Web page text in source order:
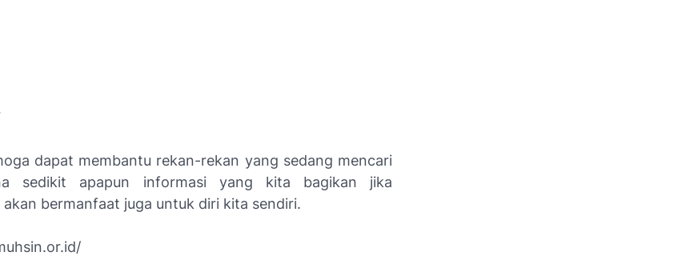
dapat membantu rekan-rekan yang sedang mencari
sedikit apapun informasi yang kita bagikan jika
bermanfaat juga untuk diri kita sendiri.